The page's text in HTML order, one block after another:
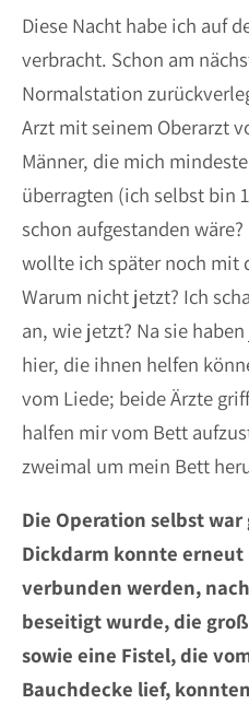
Diese Nacht habe ich auf
verbracht. Schon am
Normalstation
Arzt mit seinem Oberarzt
Männer, die mich
überragten (ich selbst bin
schon aufgestanden
wollte ich später noch mit
Warum nicht jetzt? Ich
an, wie jetzt? Na sie
hier, die ihnen helfen
vom Liede; beide Ärzte
halfen mir vom Bett
zweimal um mein Bett
Die Operation selbst
Dickdarm konnte
verbunden werden,
beseitigt wurde, die
sowie eine Fistel, die
Bauchdecke lief,